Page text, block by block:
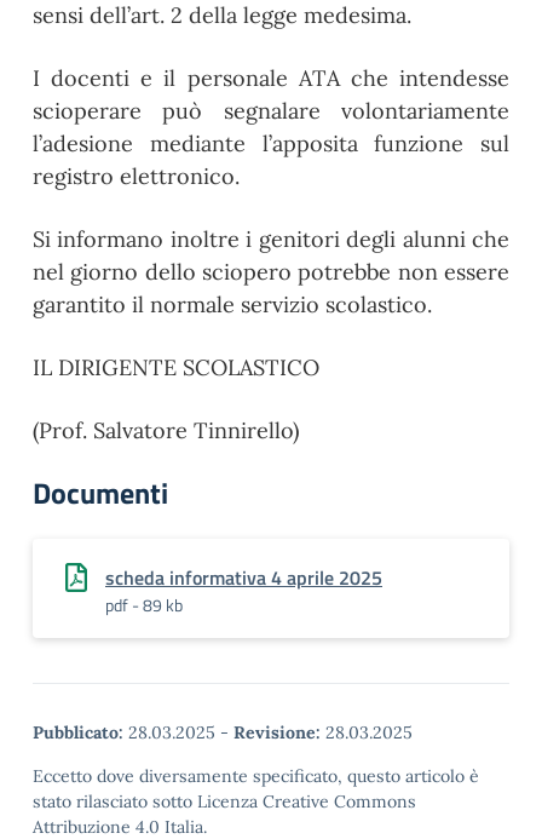
sensi dell’art. 2 della legge medesima.
I docenti e il personale ATA che intendesse
scioperare può segnalare volontariamente
l’adesione mediante l’apposita funzione sul
registro elettronico.
Si informano inoltre i genitori degli alunni che
nel giorno dello sciopero potrebbe non essere
garantito il normale servizio scolastico.
IL DIRIGENTE SCOLASTICO
(Prof. Salvatore Tinnirello)
Documenti
scheda informativa 4 aprile 2025
pdf - 89 kb
Pubblicato: 28.03.2025 - Revisione: 28.03.2025
Eccetto dove diversamente specificato, questo articolo è
stato rilasciato sotto Licenza Creative Commons
Attribuzione 4.0 Italia.